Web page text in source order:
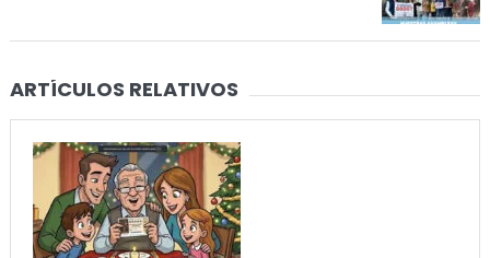
ARTÍCULOS RELATIVOS